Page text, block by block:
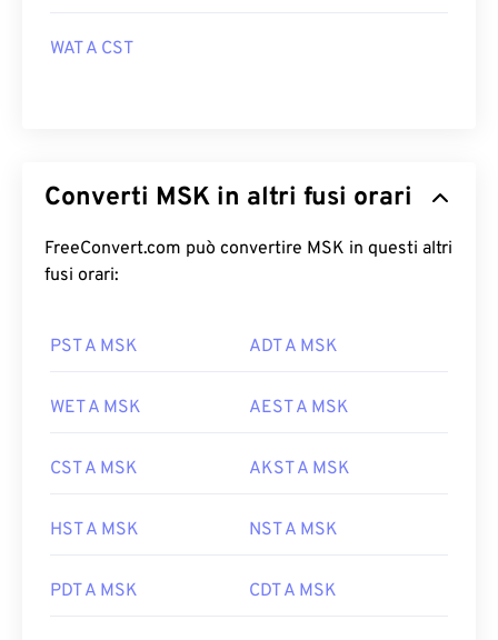
WAT A CST
Converti MSK in altri fusi orari
FreeConvert.com può convertire MSK in questi altri
fusi orari:
PST A MSK ADT A MSK
WET A MSK AEST A MSK
CST A MSK AKST A MSK
HST A MSK NST A MSK
PDT A MSK CDT A MSK